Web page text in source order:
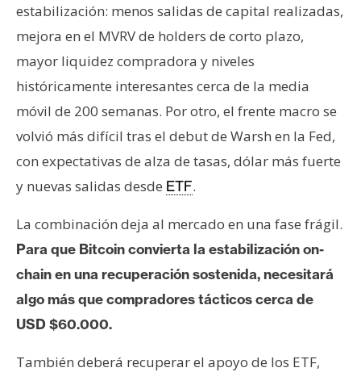
estabilización: menos salidas de capital realizadas,
mejora en el MVRV de holders de corto plazo,
mayor liquidez compradora y niveles
históricamente interesantes cerca de la media
móvil de 200 semanas. Por otro, el frente macro se
volvió más difícil tras el debut de Warsh en la Fed,
con expectativas de alza de tasas, dólar más fuerte
y nuevas salidas desde ETF.
La combinación deja al mercado en una fase frágil.
Para que Bitcoin convierta la estabilización on-
chain en una recuperación sostenida, necesitará
algo más que compradores tácticos cerca de
USD $60.000.
También deberá recuperar el apoyo de los ETF,